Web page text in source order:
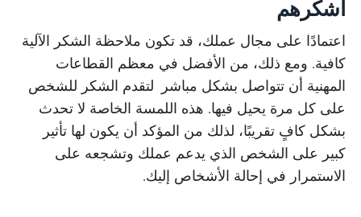
اشكرهم
اعتمادًا على مجال عملك، قد تكون ملاحظة الشكر الآلية
كافية. ومع ذلك، من الأفضل في معظم القطاعات
المهنية أن تتواصل بشكل مباشر لتقدم الشكر للشخص
على كل مرة يحيل فيها. هذه اللمسة الخاصة لا تحدث
بشكل كافٍ تقريبًا، لذلك من المؤكد أن يكون لها تأثير
كبير على الشخص الذي يدعم عملك وتشجعه على
الاستمرار في إحالة الأشخاص إليك.